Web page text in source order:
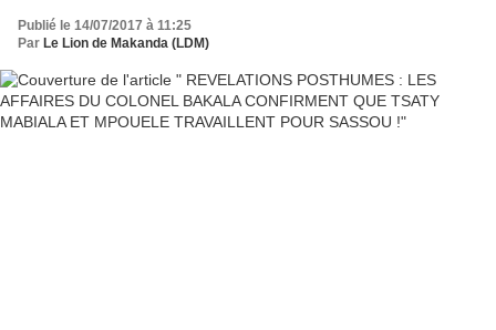
POUR SASSOU !
Publié le 14/07/2017 à 11:25
Par Le Lion de Makanda (LDM)